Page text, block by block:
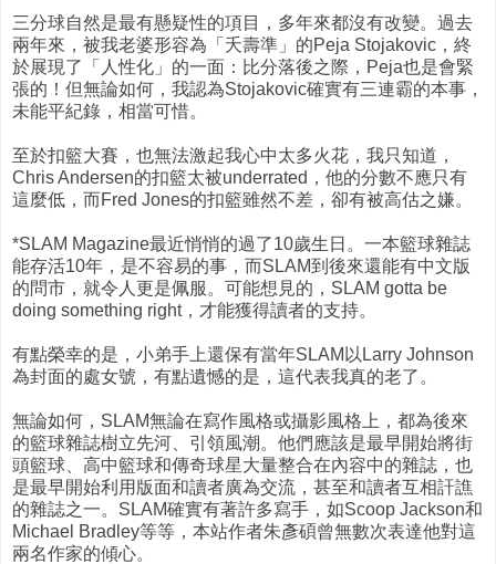
三分球自然是最有懸疑性的項目，多年來都沒有改變。過去
兩年來，被我老婆形容為「夭壽準」的Peja Stojakovic，終
於展現了「人性化」的一面：比分落後之際，Peja也是會緊
張的！但無論如何，我認為Stojakovic確實有三連霸的本事，
未能平紀錄，相當可惜。
至於扣籃大賽，也無法激起我心中太多火花，我只知道，
Chris Andersen的扣籃太被underrated，他的分數不應只有
這麼低，而Fred Jones的扣籃雖然不差，卻有被高估之嫌。
*SLAM Magazine最近悄悄的過了10歲生日。一本籃球雜誌
能存活10年，是不容易的事，而SLAM到後來還能有中文版
的問市，就令人更是佩服。可能想見的，SLAM gotta be
doing something right，才能獲得讀者的支持。
有點榮幸的是，小弟手上還保有當年SLAM以Larry Johnson
為封面的處女號，有點遺憾的是，這代表我真的老了。
無論如何，SLAM無論在寫作風格或攝影風格上，都為後來
的籃球雜誌樹立先河、引領風潮。他們應該是最早開始將街
頭籃球、高中籃球和傳奇球星大量整合在內容中的雜誌，也
是最早開始利用版面和讀者廣為交流，甚至和讀者互相訐譙
的雜誌之一。SLAM確實有著許多寫手，如Scoop Jackson和
Michael Bradley等等，本站作者朱彥碩曾無數次表達他對這
兩名作家的傾心。